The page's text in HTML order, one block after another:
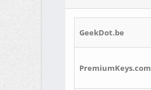
GeekDot.be
PremiumKeys.com